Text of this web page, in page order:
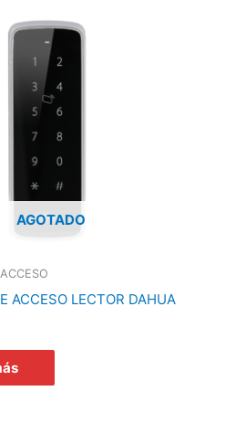
AGOTADO
ACCESO LECTOR DAHUA